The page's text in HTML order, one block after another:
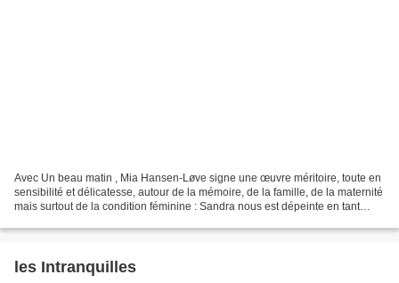
Avec Un beau matin , Mia Hansen-Løve signe une œuvre méritoire, toute en
sensibilité et délicatesse, autour de la mémoire, de la famille, de la maternité
mais surtout de la condition féminine : Sandra nous est dépeinte en tant
les Intranquilles